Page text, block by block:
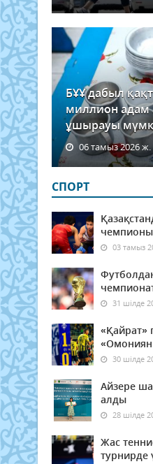
БҰҰ дабыл
миллион
ұшырауы
06 тамыз 2026 ж.
СПОРТ
03 тамыз
31 шілде
«Қайрат»
30 шілде
Айзере
алды
28 шілде
Жас
турнирде